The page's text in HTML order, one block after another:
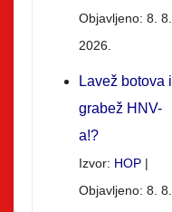
Objavljeno: 8. 8.
2026.
Lavež botova i
grabež HNV-
a!?
Izvor: HOP
Objavljeno: 8. 8.